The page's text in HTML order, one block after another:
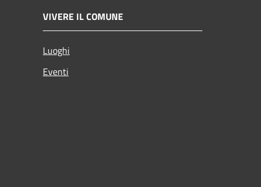
VIVERE IL COMUNE
Luoghi
Eventi